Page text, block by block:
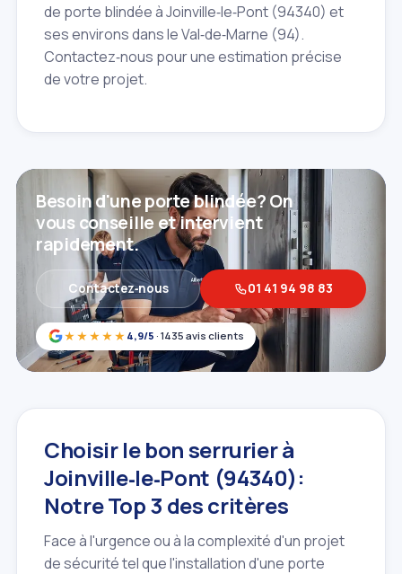
de porte blindée à Joinville‑le‑Pont (94340) et
ses environs dans le Val‑de‑Marne (94).
Contactez‑nous pour une estimation précise
de votre projet.
★★★★★ 4,9/5 · 1435 avis clients
Besoin d'une porte blindée? On
vous conseille et intervient
rapidement.
Contactez‑nous 01 41 94 98 83
Choisir le bon serrurier à
Joinville‑le‑Pont (94340):
Notre Top 3 des critères
Face à l'urgence ou à la complexité d'un projet
de sécurité tel que l'installation d'une porte